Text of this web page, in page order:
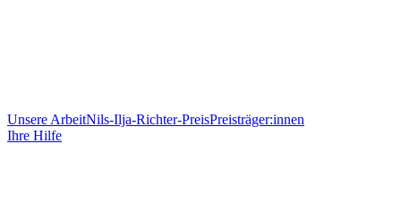
Unsere ArbeitNils-Ilja-Richter-PreisPreisträger:innen
Ihre Hilfe